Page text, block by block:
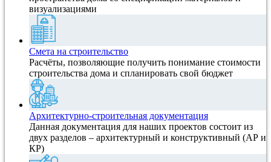
визуализациями
Смета на строительство
Расчёты, позволяющие получить понимание стоимости
строительства дома и спланировать свой бюджет
Архитектурно-строительная документация
Данная документация для наших проектов состоит из
двух разделов – архитектурный и конструктивный (АР и
КР)